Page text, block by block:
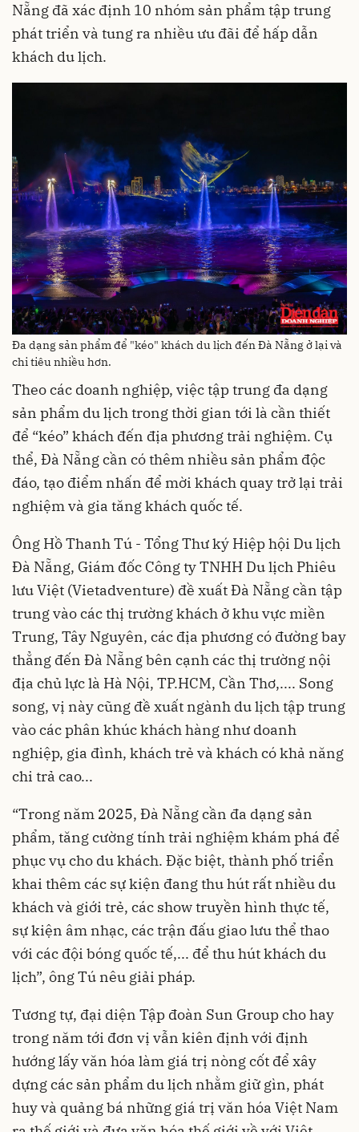
Nẵng đã xác định 10 nhóm sản phẩm tập trung
phát triển và tung ra nhiều ưu đãi để hấp dẫn
khách du lịch.
Đa dạng sản phẩm để "kéo" khách du lịch đến Đà Nẵng ở lại và
chi tiêu nhiều hơn.
Theo các doanh nghiệp, việc tập trung đa dạng
sản phẩm du lịch trong thời gian tới là cần thiết
để “kéo” khách đến địa phương trải nghiệm. Cụ
thể, Đà Nẵng cần có thêm nhiều sản phẩm độc
đáo, tạo điểm nhấn để mời khách quay trở lại trải
nghiệm và gia tăng khách quốc tế.
Ông Hồ Thanh Tú - Tổng Thư ký Hiệp hội Du lịch
Đà Nẵng, Giám đốc Công ty TNHH Du lịch Phiêu
lưu Việt (Vietadventure) đề xuất Đà Nẵng cần tập
trung vào các thị trường khách ở khu vực miền
Trung, Tây Nguyên, các địa phương có đường bay
thẳng đến Đà Nẵng bên cạnh các thị trường nội
địa chủ lực là Hà Nội, TP.HCM, Cần Thơ,.... Song
song, vị này cũng đề xuất ngành du lịch tập trung
vào các phân khúc khách hàng như doanh
nghiệp, gia đình, khách trẻ và khách có khả năng
chi trả cao...
“Trong năm 2025, Đà Nẵng cần đa dạng sản
phẩm, tăng cường tính trải nghiệm khám phá để
phục vụ cho du khách. Đặc biệt, thành phố triển
khai thêm các sự kiện đang thu hút rất nhiều du
khách và giới trẻ, các show truyền hình thực tế,
sự kiện âm nhạc, các trận đấu giao lưu thể thao
với các đội bóng quốc tế,... để thu hút khách du
lịch”, ông Tú nêu giải pháp.
Tương tự, đại diện Tập đoàn Sun Group cho hay
trong năm tới đơn vị vẫn kiên định với định
hướng lấy văn hóa làm giá trị nòng cốt để xây
dựng các sản phẩm du lịch nhằm giữ gìn, phát
huy và quảng bá những giá trị văn hóa Việt Nam